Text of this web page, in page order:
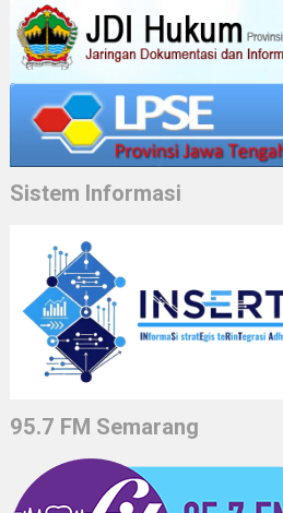
Sistem Informasi
95.7 FM Semarang